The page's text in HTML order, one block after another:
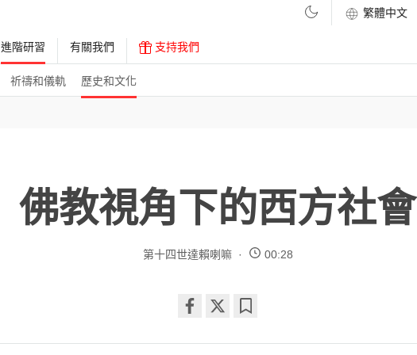
進階研習
祈禱和儀軌 歷史和文化
有關我們 支持我們
佛教視角下的西方社會
第十四世達賴喇嘛 00:28
on